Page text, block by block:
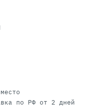
по РФ от 2 дней